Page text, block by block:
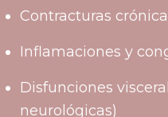
Contracturas
Inflamaciones y
Disfunciones
neurológicas)